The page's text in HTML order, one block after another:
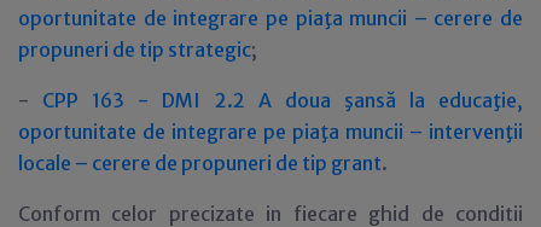
oportunitate de integrare pe piaţa muncii – cerere de
propuneri de tip strategic;
- CPP 163 - DMI 2.2 A doua şansă la educaţie,
oportunitate de integrare pe piaţa muncii – intervenţii
locale – cerere de propuneri de tip grant.
Conform celor precizate in fiecare ghid de conditii